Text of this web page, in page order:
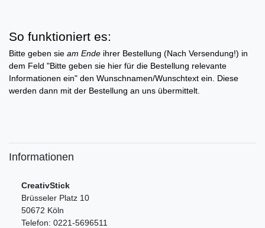
So funktioniert es:
Bitte geben sie am Ende ihrer Bestellung (Nach Versendung!) in
dem Feld "Bitte geben sie hier für die Bestellung relevante
Informationen ein" den Wunschnamen/Wunschtext ein. Diese
werden dann mit der Bestellung an uns übermittelt.
Informationen
CreativStick
Brüsseler Platz 10
50672 Köln
Telefon: 0221-5696511